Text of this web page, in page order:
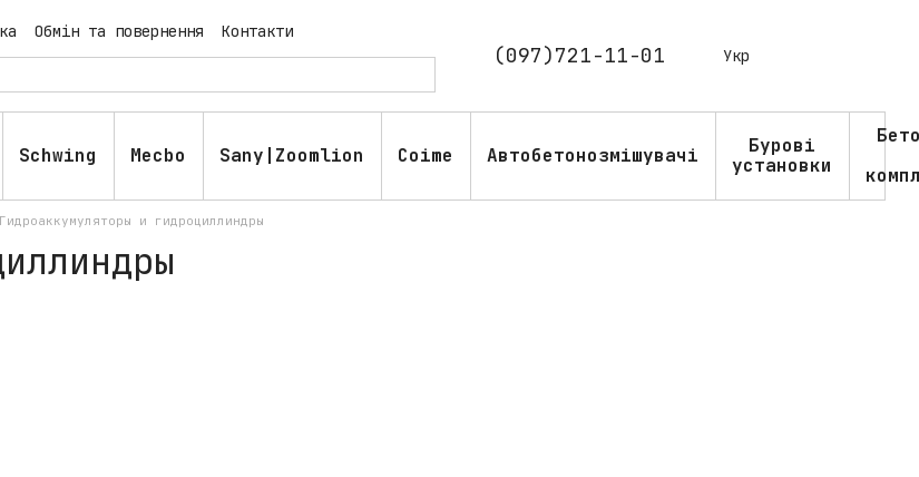
Обмін та повернення
Контакти
Блог (097)721-11-01 Укр
Schwing Mecbo Sany|Zoomlion Coime Автобетонозмішувачі
Бурові
установки
Гидроаккумуляторы и гидроциллиндры